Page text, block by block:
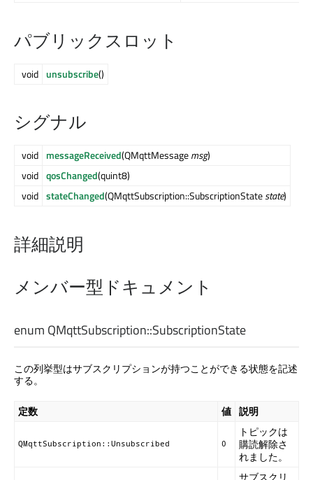
パブリックスロット
void unsubscribe()
シグナル
void messageReceived(QMqttMessagemsg)
void qosChanged(quint8)
void stateChanged(QMqttSubscription::SubscriptionStatestate)
詳細説明
メンバー型ドキュメント
enum QMqttSubscription::SubscriptionState
この列挙型はサブスクリプションが持つことができる状態を記述
する。
定数 値 説明
QMqttSubscription::Unsubscribed 0
トピックは
購読解除さ
れました。
サブスクリ